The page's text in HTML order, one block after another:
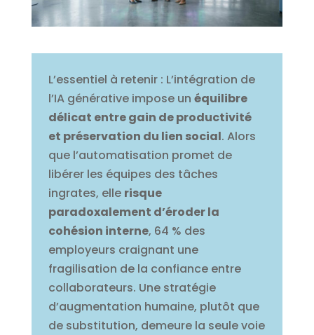
L’essentiel à retenir : L’intégration de
l’IA générative impose un équilibre
délicat entre gain de productivité
et préservation du lien social. Alors
que l’automatisation promet de
libérer les équipes des tâches
ingrates, elle risque
paradoxalement d’éroder la
cohésion interne, 64 % des
employeurs craignant une
fragilisation de la confiance entre
collaborateurs. Une stratégie
d’augmentation humaine, plutôt que
de substitution, demeure la seule voie